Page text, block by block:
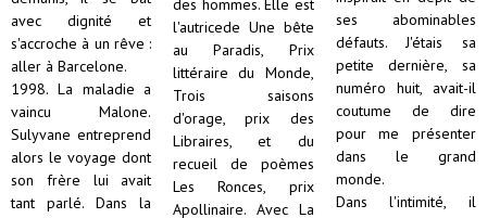
avec dignité et
s'accroche à un rêve :
aller à Barcelone.
1998. La maladie a
vaincu Malone.
Sulyvane entreprend
alors le voyage dont
son frère lui avait
tant parlé. Dans la
l'autricede Une bête
au Paradis, Prix
littéraire du Monde,
Trois saisons
d'orage, prix des
Libraires, et du
recueil de poèmes
Les Ronces, prix
Apollinaire. Avec La
ses abominables
défauts. J'étais sa
petite dernière, sa
numéro huit, avait-il
coutume de dire
pour me présenter
dans le grand
monde.
Dans l'intimité, il